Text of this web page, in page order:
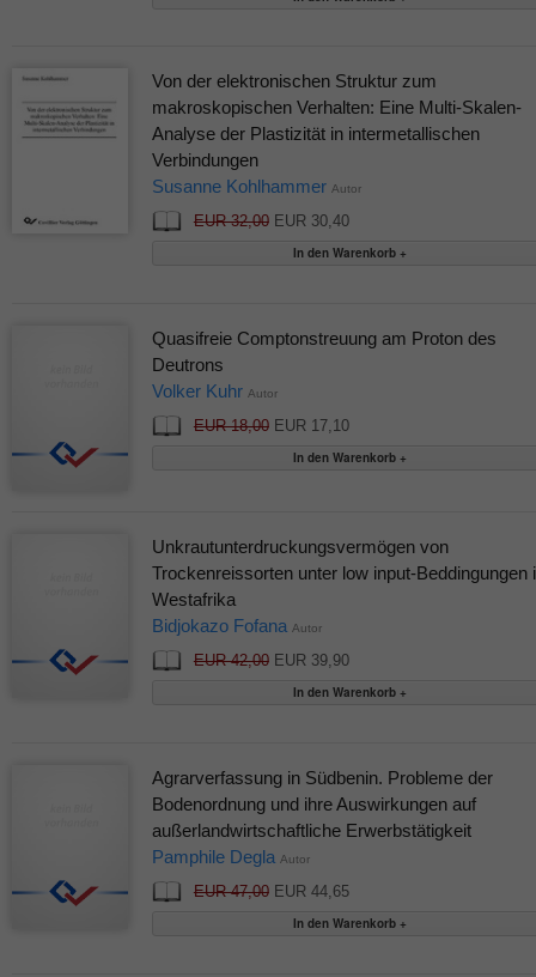
Von der elektronischen Struktur zum
makroskopischen Verhalten: Eine Multi-Skalen-
Analyse der Plastizität in intermetallischen
Verbindungen
Susanne Kohlhammer Autor
EUR 32,00EUR 30,40
Quasifreie Comptonstreuung am Proton des
Deutrons
Volker Kuhr Autor
EUR 18,00EUR 17,10
Unkrautunterdruckungsvermögen von
Trockenreissorten unter low input-Beddingungen
Westafrika
Bidjokazo Fofana Autor
EUR 42,00EUR 39,90
Agrarverfassung in Südbenin. Probleme der
Bodenordnung und ihre Auswirkungen auf
außerlandwirtschaftliche Erwerbstätigkeit
Pamphile Degla Autor
EUR 47,00EUR 44,65